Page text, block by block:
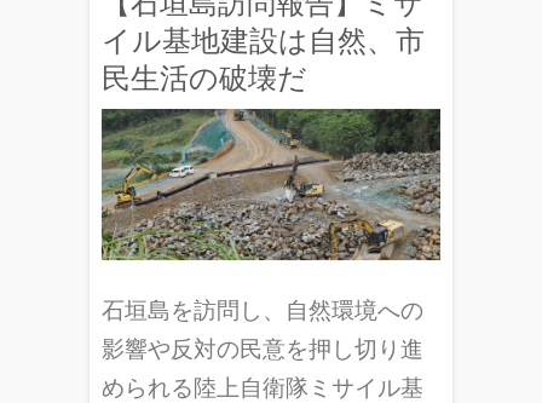
イル基地建設は自然、市
民生活の破壊だ
石垣島を訪問し、自然環境への
影響や反対の民意を押し切り進
められる陸上自衛隊ミサイル基